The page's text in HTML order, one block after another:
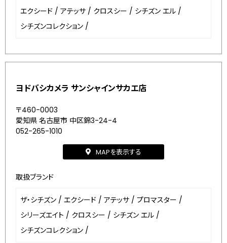
エクシード / アテッサ / クロスシー / シチズン エル /
シチズンコレクション /
ヨドバシカメラ サンシャインサカエ店
〒460-0003
愛知県 名古屋市 中区錦3-24-4
052-265-1010
MAPを表示する
取扱ブランド
ザ・シチズン / エクシード / アテッサ / プロマスター /
シリーズエイト / クロスシー / シチズン エル /
シチズンコレクション /